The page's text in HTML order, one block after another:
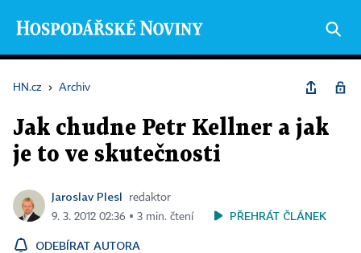
HN.cz › Archiv
Jak chudne Petr Kellner a jak
je to ve skutečnosti
Jaroslav Plesl
redaktor
9. 3. 2012 02:36 ▪ 3 min. čtení
PŘEHRÁT ČLÁNEK
ODEBÍRAT AUTORA